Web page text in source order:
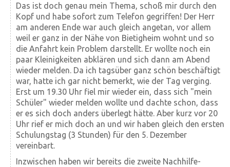
Das ist doch genau mein Thema, schoß mir durch den
Kopf und habe sofort zum Telefon gegriffen! Der Herr
am anderen Ende war auch gleich angetan, vor allem
weil er ganz in der Nähe von Bietigheim wohnt und so
die Anfahrt kein Problem darstellt. Er wollte noch ein
paar Kleinigkeiten abklären und sich dann am Abend
wieder melden. Da ich tagsüber ganz schön beschäftigt
war, hatte ich gar nicht bemerkt, wie der Tag verging.
Erst um 19.30 Uhr fiel mir wieder ein, dass sich "mein
Schüler" wieder melden wollte und dachte schon, dass
er es sich doch anders überlegt hätte. Aber kurz vor 20
Uhr rief er mich doch an und wir haben gleich den ersten
Schulungstag (3 Stunden) für den 5. Dezember
vereinbart.
Inzwischen haben wir bereits die zweite Nachhilfe-